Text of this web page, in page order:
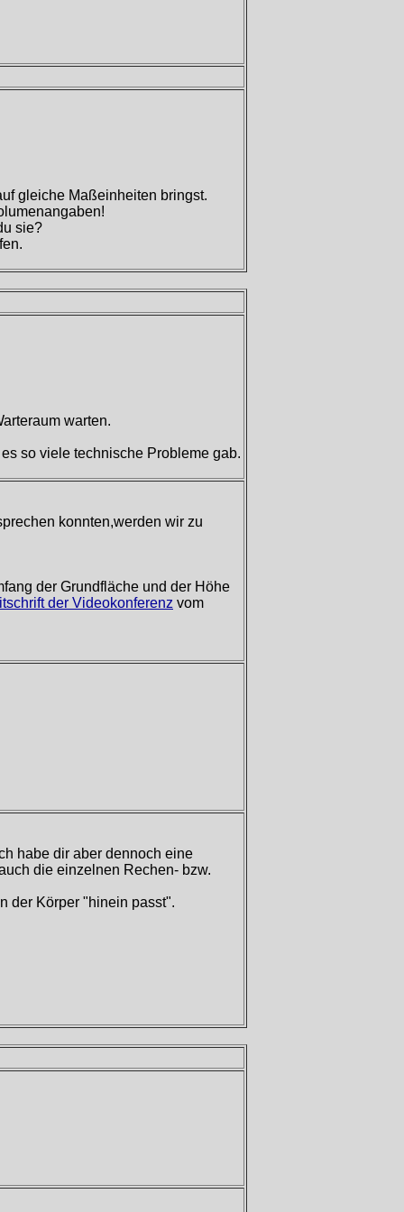
gleiche Maßeinheiten bringst.
sie?
warten.
es so viele technische Probleme gab.
konnten,werden wir zu
der Grundfläche und der Höhe
der Videokonferenz vom
habe dir aber dennoch eine
die einzelnen Rechen- bzw.
der Körper "hinein passt".